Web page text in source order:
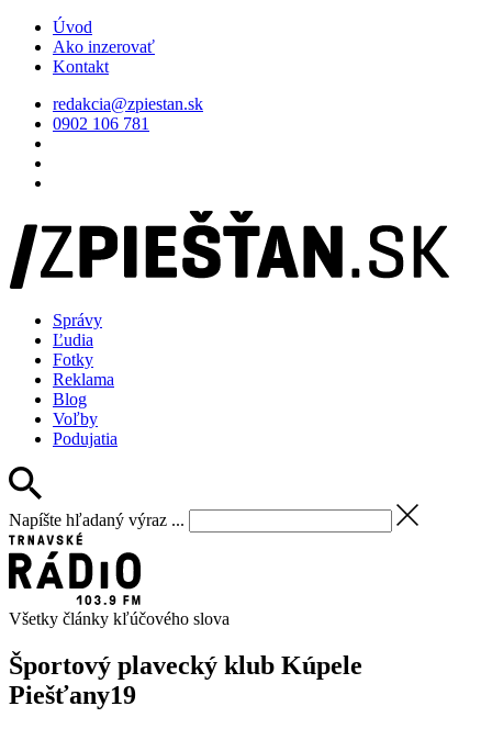
Úvod
Ako inzerovať
Kontakt
redakcia@zpiestan.sk
0902 106 781
Správy
Ľudia
Fotky
Reklama
Blog
Voľby
Podujatia
Napíšte hľadaný výraz ...
Všetky články kľúčového slova
Športový plavecký klub Kúpele
Piešťany19